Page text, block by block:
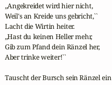
,,Angekreidet wird hier nicht,
Weil's an Kreide uns gebricht,``
Lacht die Wirtin heiter.
,,Hast du keinen Heller mehr,
Gib zum Pfand dein Ränzel her,
Aber trinke weiter!``
Tauscht der Bursch sein Ränzel ein